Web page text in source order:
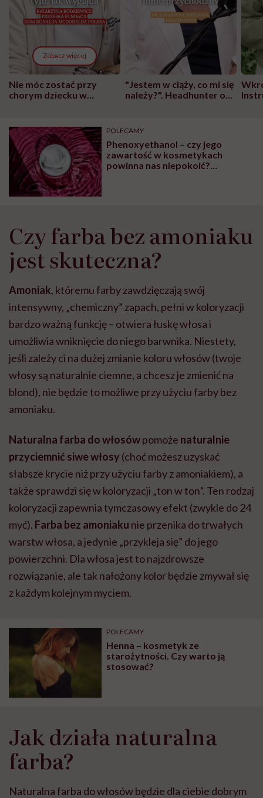
Zobacz więcej
Nie móc zostać przy
chorym dziecku w
może chyba tylko
głupota i brak
wyobraźni"
"Jestem w ciąży, co mi się
należy?". Headhunter o
pracy
POLECAMY
Phenoxyethanol – czy jego
zawartość w kosmetykach
powinna nas niepokoić?
Czy farba bez amoniaku
jest skuteczna?
Amoniak, któremu farby zawdzięczają swój
intensywny, „chemiczny” zapach, pełni w koloryzacji
bardzo ważną funkcję – otwiera łuskę włosa i
umożliwia wniknięcie do niego barwnika. Niestety,
jeśli zależy ci na dużej zmianie koloru włosów (twoje
włosy są naturalnie ciemne, a chcesz je zmienić na
blond), nie będzie to możliwe przy użyciu farby bez
amoniaku.
Naturalna farba do włosówpomoże naturalnie
przyciemnić siwe włosy (choć możesz uzyskać
słabsze krycie niż przy użyciu farby z amoniakiem), a
także sprawdzi się w koloryzacji „ton w ton”. Ten rodzaj
koloryzacji zapewnia tymczasowy efekt (zwykle do 24
myć). Farba bez amoniaku nie przenika do trwałych
warstw włosa, a jedynie „przykleja się” do jego
powierzchni. Dla włosa jest to najzdrowsze
rozwiązanie, ale tak nałożony kolor będzie zmywał się
z każdym kolejnym myciem.
POLECAMY
Henna – kosmetyk ze
starożytności. Czy warto ją
stosować?
Jak działa naturalna
farba?
Naturalna farba do włosów będzie dla ciebie dobrym